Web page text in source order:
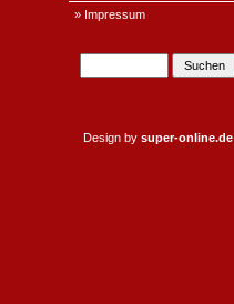
» Impressum
Design by super-online.de